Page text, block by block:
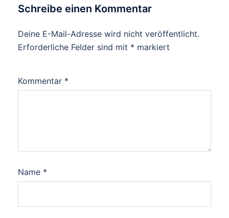
Schreibe einen Kommentar
Deine E-Mail-Adresse wird nicht veröffentlicht.
Erforderliche Felder sind mit * markiert
Kommentar *
Name *